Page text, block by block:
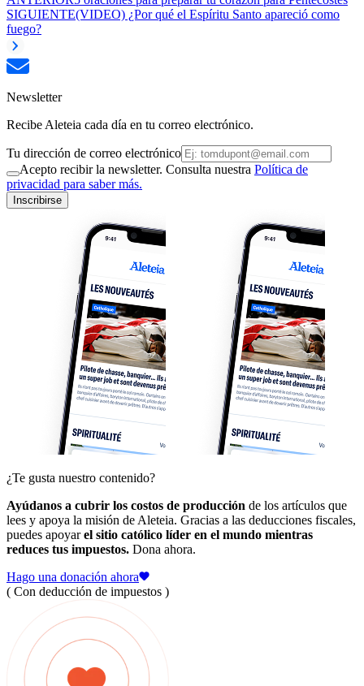
SIGUIENTE(VIDEO) ¿Por qué el Espíritu Santo apareció como
fuego?
Newsletter
Recibe Aleteia cada día en tu correo electrónico.
Tu dirección de correo electrónico
Acepto recibir la newsletter. Consulta nuestra Política de
privacidad para saber más.
Inscribirse
¿Te gusta nuestro contenido?
Ayúdanos a cubrir los costos de producción de los artículos que
lees y apoya la misión de Aleteia. Gracias a las deducciones fiscales,
puedes apoyarel sitio católico líder en el mundo mientras
reduces tus impuestos. Dona ahora.
Hago una donación ahora
( Con deducción de impuestos )